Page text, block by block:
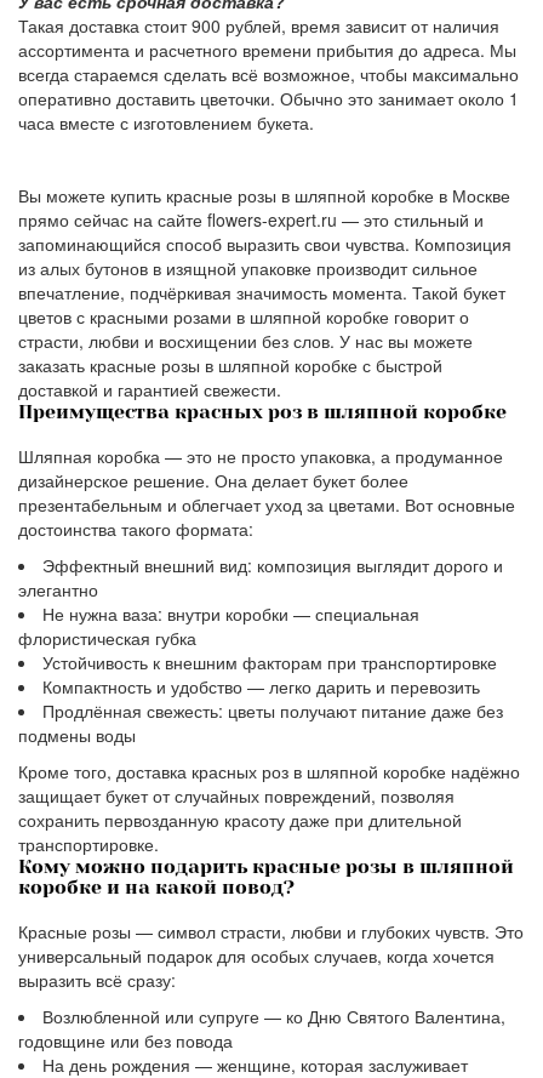
Такая доставка стоит900 рублей, время зависит от наличия
ассортимента и расчетного времени прибытия до адреса. Мы
всегда стараемся сделать всё возможное, чтобы максимально
оперативно доставить цветочки. Обычно это занимает около 1
часа вместе с изготовлением букета.
Вы можете купить красные розы в шляпной коробке в Москве
прямо сейчас на сайте flowers-expert.ru — это стильный и
запоминающийся способ выразить свои чувства. Композиция
из алых бутонов в изящной упаковке производит сильное
впечатление, подчёркивая значимость момента. Такой букет
цветов с красными розами в шляпной коробке говорит о
страсти, любви и восхищении без слов. У нас вы можете
заказать красные розы в шляпной коробке с быстрой
доставкой и гарантией свежести.
Преимущества красных роз в шляпной коробке
Шляпная коробка — это не просто упаковка, а продуманное
дизайнерское решение. Она делает букет более
презентабельным и облегчает уход за цветами. Вот основные
достоинства такого формата:
Эффектный внешний вид: композиция выглядит дорого и
элегантно
Не нужна ваза: внутри коробки — специальная
флористическая губка
Устойчивость к внешним факторам при транспортировке
Компактность и удобство — легко дарить и перевозить
Продлённая свежесть: цветы получают питание даже без
подмены воды
Кроме того, доставка красных роз в шляпной коробке надёжно
защищает букет от случайных повреждений, позволяя
сохранить первозданную красоту даже при длительной
транспортировке.
Кому можно подарить красные розы в шляпной
коробке и на какой повод?
Красные розы — символ страсти, любви и глубоких чувств. Это
универсальный подарок для особых случаев, когда хочется
выразить всё сразу:
Возлюбленной или супруге — ко Дню Святого Валентина,
годовщине или без повода
На день рождения — женщине, которая заслуживает